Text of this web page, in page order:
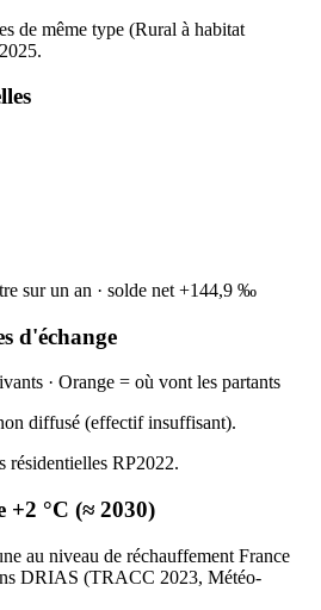
de même type (Rural à habitat
2025.
sur un an · solde net +144,9 ‰
d'échange
· Orange = où vont les partants
diffusé (effectif insuffisant).
résidentielles RP2022.
+2 °C (≈ 2030)
au niveau de réchauffement France
DRIAS (TRACC 2023, Météo-